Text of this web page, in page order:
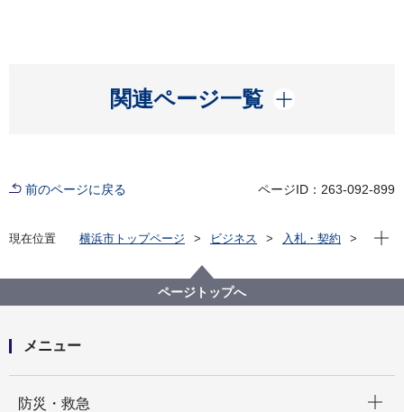
関連ページ一覧
開く
前のページに戻る ページID：263-092-899
現在位置 横浜市トップページ ビジネス
入札・契約
【入札結果掲載】燃えないごみ運搬業務委託
現在
ページトップへ
メニュー
防災・救急